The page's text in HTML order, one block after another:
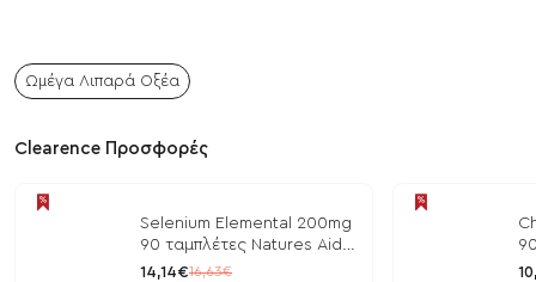
Ωμέγα Λιπαρά Οξέα
Clearence Προσφορές
Selenium Elemental 200mg
90 ταμπλέτες Natures Aid
/ Μέταλλα
14,14€16,63€
/